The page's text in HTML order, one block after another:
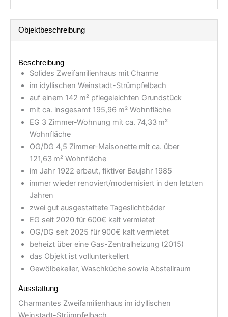
Objekt­beschreibung
Beschreibung
Solides Zweifamilienhaus mit Charme
im idyllischen Weinstadt-Strümpfelbach
auf einem 142 m² pflegeleichten Grundstück
mit ca. insgesamt 195,96 m² Wohnfläche
EG 3 Zimmer-Wohnung mit ca. 74,33 m²
Wohnfläche
OG/DG 4,5 Zimmer-Maisonette mit ca. über
121,63 m² Wohnfläche
im Jahr 1922 erbaut, fiktiver Baujahr 1985
immer wieder renoviert/modernisiert in den letzten
Jahren
zwei gut ausgestattete Tageslichtbäder
EG seit 2020 für 600€ kalt vermietet
OG/DG seit 2025 für 900€ kalt vermietet
beheizt über eine Gas-Zentralheizung (2015)
das Objekt ist vollunterkellert
Gewölbekeller, Waschküche sowie Abstellraum
Ausstattung
Charmantes Zweifamilienhaus im idyllischen